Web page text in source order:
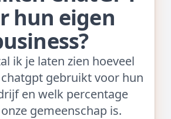
hun eigen
ik je laten zien hoeveel
gebruikt voor hun
en welk percentage
gemeenschap is.